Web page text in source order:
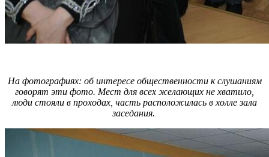
На фотографиях: об интересе общественности к слушаниям
говорят эти фото. Мест для всех желающих не хватило,
люди стояли в проходах, часть расположилась в холле зала
заседания.